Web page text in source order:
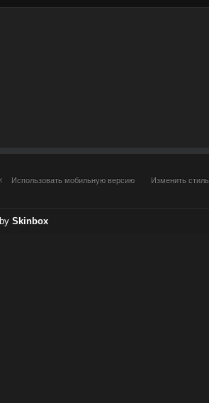
Использовать мобильную версию Изменить стиль
by Skinbox